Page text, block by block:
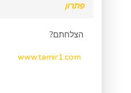
פתרון
הצלחתם?
www.tamir1.com